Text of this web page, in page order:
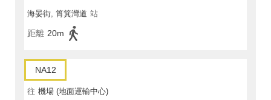
海晏街, 筲箕灣道 站
距離 20m
NA12
往 機場 (地面運輸中心)